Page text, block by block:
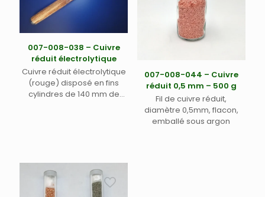
007-008-038 – Cuivre
réduit électrolytique
Cuivre réduit électrolytique
(rouge) disposé en fins
cylindres de 140 mm de
007-008-044 – Cuivre
réduit 0,5 mm – 500 g
Fil de cuivre réduit,
diamètre 0,5mm, flacon,
emballé sous argon